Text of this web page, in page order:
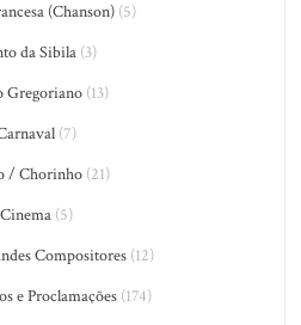
(Chanson)(5)
da Sibila(3)
Gregoriano (13)
(7)
/ Chorinho (21)
(5)
Compositores(12)
e Proclamações(174)